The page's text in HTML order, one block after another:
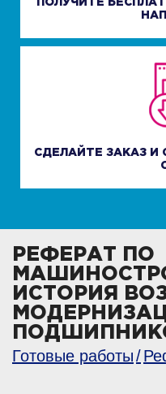
ПОЛУЧИТЕ
СДЕЛАЙТЕ ЗАКАЗ И
РЕФЕРАТ ПО
ИСТОРИЯ
Готовые работы